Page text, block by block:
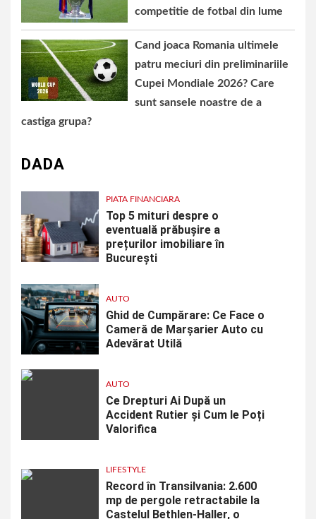
competitie de fotbal din lume
Cand joaca Romania ultimele
patru meciuri din preliminariile
Cupei Mondiale 2026? Care
sunt sansele noastre de a
castiga grupa?
DADA
PIATA FINANCIARA
Top 5 mituri despre o
eventuală prăbușire a
prețurilor imobiliare în
București
AUTO
Ghid de Cumpărare: Ce Face o
Cameră de Marșarier Auto cu
Adevărat Utilă
AUTO
Ce Drepturi Ai După un
Accident Rutier și Cum le Poți
Valorifica
LIFESTYLE
Record în Transilvania: 2.600
mp de pergole retractabile la
Castelul Bethlen-Haller, o